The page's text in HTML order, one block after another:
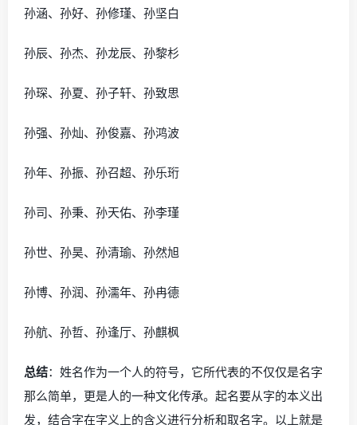
孙涵、孙好、孙修瑾、孙坚白
孙辰、孙杰、孙龙辰、孙黎杉
孙琛、孙夏、孙子轩、孙致思
孙强、孙灿、孙俊嘉、孙鸿波
孙年、孙振、孙召超、孙乐珩
孙司、孙秉、孙天佑、孙李瑾
孙世、孙昊、孙清瑜、孙然旭
孙博、孙润、孙濡年、孙冉德
孙航、孙哲、孙逢厅、孙麒枫
总结：姓名作为一个人的符号，它所代表的不仅仅是名字
那么简单，更是人的一种文化传承。起名要从字的本义出
发，结合字在字义上的含义进行分析和取名字。以上就是